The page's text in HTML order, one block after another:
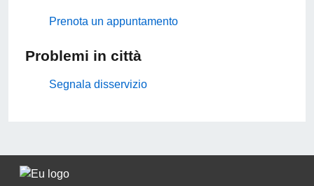
Prenota un appuntamento
Problemi in città
Segnala disservizio